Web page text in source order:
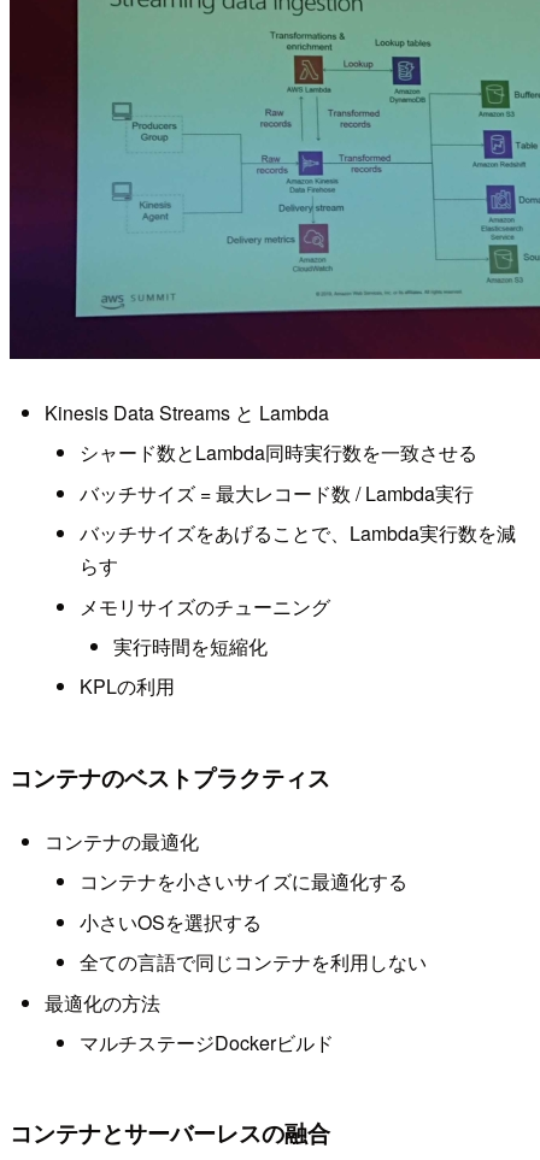
Kinesis Data Streams と Lambda
シャード数とLambda同時実行数を一致させる
バッチサイズ = 最大レコード数 / Lambda実行
バッチサイズをあげることで、Lambda実行数を減
らす
メモリサイズのチューニング
実行時間を短縮化
KPLの利用
コンテナのベストプラクティス
コンテナの最適化
コンテナを小さいサイズに最適化する
小さいOSを選択する
全ての言語で同じコンテナを利用しない
最適化の方法
マルチステージDockerビルド
コンテナとサーバーレスの融合